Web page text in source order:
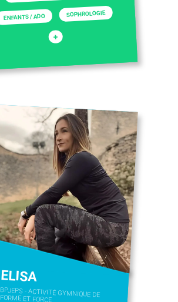
ENFANTS / ADO SOPHROLOGIE
+
ELISA
BPJEPS - ACTIVITÉ GYMNIQUE DE
FORME ET FORCE